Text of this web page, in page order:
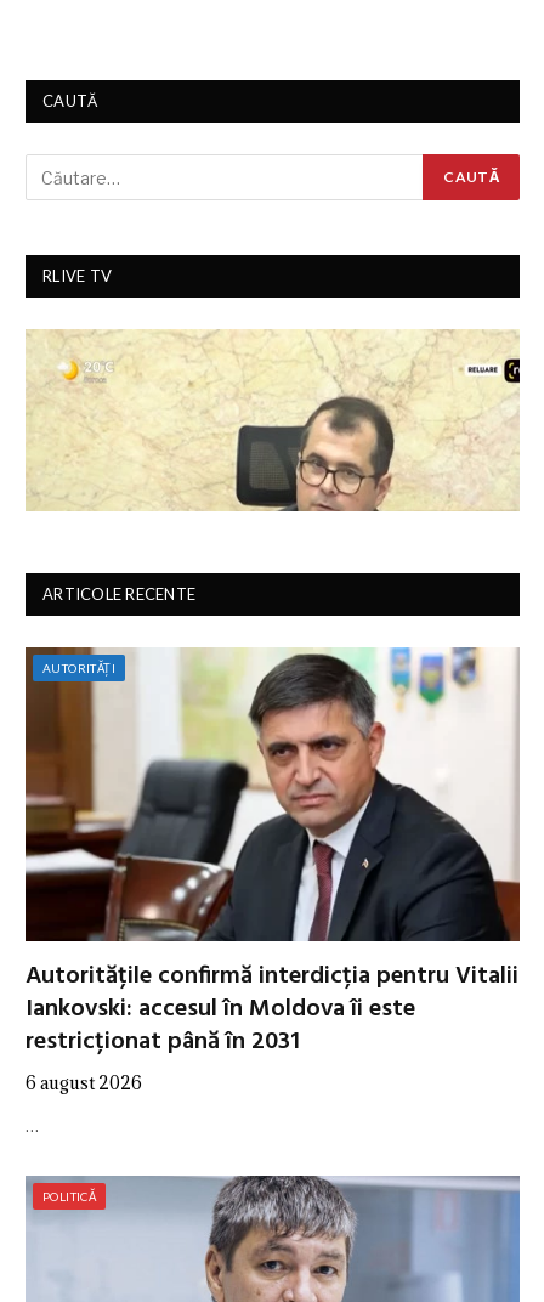
CAUTĂ
RLIVE TV
ARTICOLE RECENTE
AUTORITĂȚI
Autoritățile confirmă interdicția pentru Vitalii
Iankovski: accesul în Moldova îi este
restricționat până în 2031
6 august 2026
…
POLITICĂ